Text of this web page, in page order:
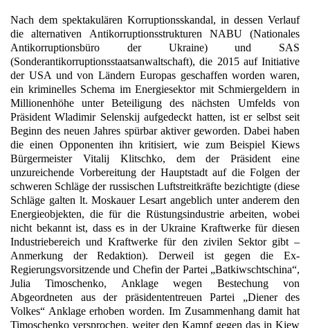
Nach dem spektakulären Korruptionsskandal, in dessen Verlauf
die alternativen Antikorruptionsstrukturen NABU (Nationales
Antikorruptionsbüro der Ukraine) und SAS
(Sonderantikorruptionsstaatsanwaltschaft), die 2015 auf Initiative
der USA und von Ländern Europas geschaffen worden waren,
ein kriminelles Schema im Energiesektor mit Schmiergeldern in
Millionenhöhe unter Beteiligung des nächsten
Umfelds von
Präsident Wladimir Selenskij aufgedeckt hatten, ist er selbst seit
Beginn des neuen Jahres spürbar aktiver geworden. Dabei haben
die einen Opponenten ihn kritisiert, wie zum Beispiel Kiews
Bürgermeister Vitalij Klitschko, dem der Präsident eine
unzureichende Vorbereitung der Hauptstadt auf die Folgen der
schweren Schläge der russischen Luftstreitkräfte bezichtigte (diese
Schläge galten lt. Moskauer Lesart angeblich unter anderem den
Energieobjekten, die für die Rüstungsindustrie arbeiten, wobei
nicht bekannt ist, dass es in der Ukraine Kraftwerke für diesen
Industriebereich und Kraftwerke für den zivilen Sektor gibt –
Anmerkung der Redaktion). Derweil ist gegen die Ex-
Regierungsvorsitzende und Chefin der Partei „Batkiwschtschina“,
Julia Timoschenko, Anklage wegen Bestechung von
Abgeordneten aus der präsidententreuen Partei „Diener des
Volkes“ Anklage erhoben worden. Im Zusammenhang damit hat
Timoschenko versprochen, weiter den Kampf gegen das in Kiew